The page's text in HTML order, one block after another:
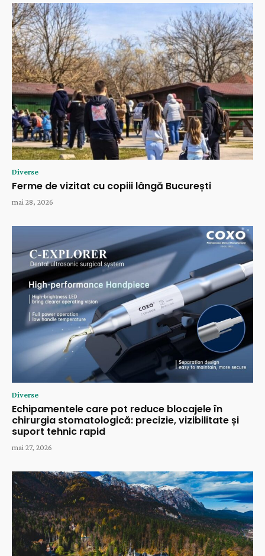
Diverse
Ferme de vizitat cu copiii lângă București
mai 28, 2026
Diverse
Echipamentele care pot reduce blocajele în
chirurgia stomatologică: precizie, vizibilitate și
suport tehnic rapid
mai 27, 2026